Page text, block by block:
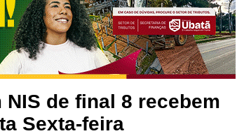
de final 8 recebem
Sexta-feira